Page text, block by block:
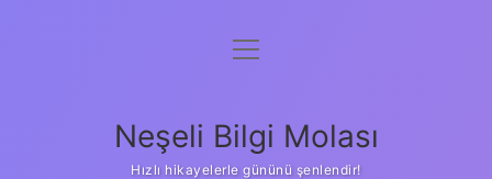
Anasayfa
Yasal Uyarı
menüyü
Neşeli Bilgi Molası
Hızlı hikayelerle gününü şenlendir!